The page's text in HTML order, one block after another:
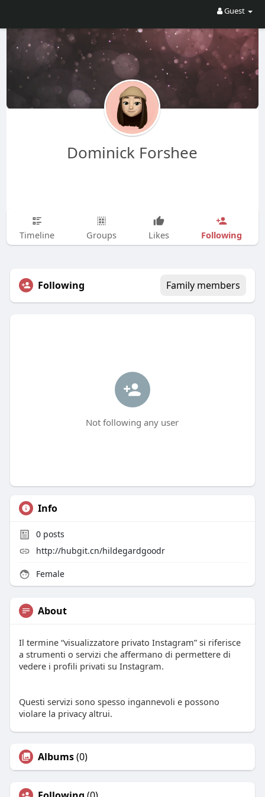
Guest
Dominick Forshee
Timeline Groups Likes Following
Following Family members
Not following any user
Info
0posts
http://hubgit.cn/hildegardgoodr
Female
About
Il termine “visualizzatore privato Instagram” si riferisce
a strumenti o servizi che affermano di permettere di
vedere i profili privati su Instagram.
Questi servizi sono spesso ingannevoli e possono
violare la privacy altrui.
Albums(0)